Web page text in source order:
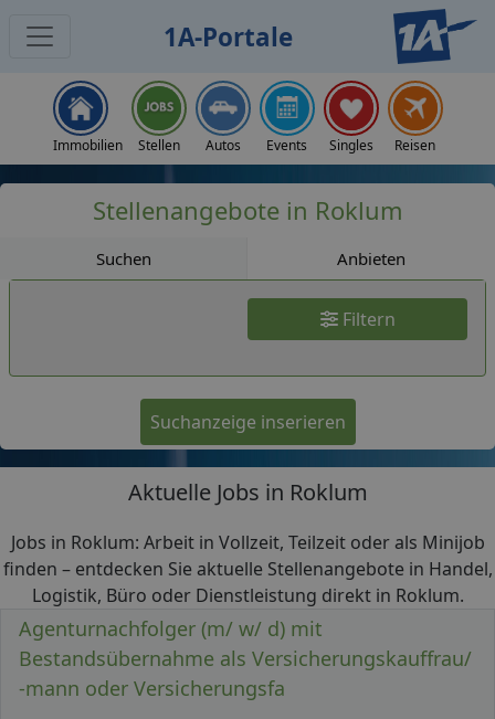
1A-Portale
Immobilien Stellen Autos Events Singles Reisen
Stellenangebote in Roklum
Suchen Anbieten
Filtern
Suchanzeige inserieren
Aktuelle Jobs in Roklum
Jobs in Roklum: Arbeit in Vollzeit, Teilzeit oder als Minijob
finden – entdecken Sie aktuelle Stellenangebote in Handel,
Logistik, Büro oder Dienstleistung direkt in Roklum.
Agenturnachfolger (m/ w/ d) mit
Bestandsübernahme als Versicherungskauffrau/
-mann oder Versicherungsfa